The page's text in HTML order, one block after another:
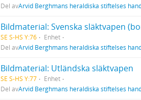
Del avArvid Berghmans heraldiska stiftelses
Bildmaterial: Svenska släktvapen
SE S-HS Y:76
Enhet
Del avArvid Berghmans heraldiska stiftelses
Bildmaterial: Utländska släktvapen
SE S-HS Y:77
Enhet
Del avArvid Berghmans heraldiska stiftelses